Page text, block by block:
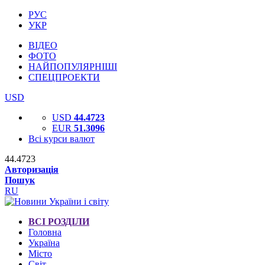
РУС
УКР
ВІДЕО
ФОТО
НАЙПОПУЛЯРНІШІ
СПЕЦПРОЕКТИ
USD
USD 44.4723
EUR 51.3096
Всі курси валют
44.4723
Авторизація
Пошук
RU
ВСІ РОЗДІЛИ
Головна
Україна
Місто